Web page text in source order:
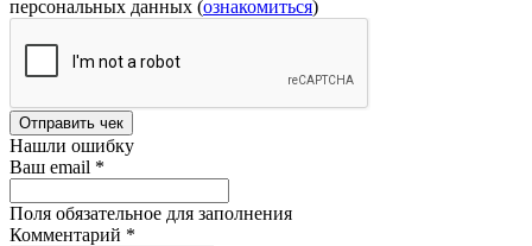
персональных данных (ознакомиться)
Отправить чек
Нашли ошибку
Ваш email *
Поля обязательное для заполнения
Комментарий *